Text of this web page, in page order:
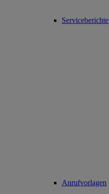
Serviceberichte
Anrufvorlagen